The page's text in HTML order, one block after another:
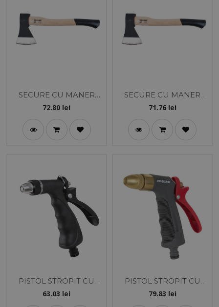
SECURE CU MANER
LEMN 800G
72.80 lei
SECURE CU MANER
LEMN 600G
71.76lei
PISTOL STROPIT CU
DUZA ALUMINIU /
63.03 lei
PISTOL STROPIT CU
MIEZ CUPRU
79.83 lei